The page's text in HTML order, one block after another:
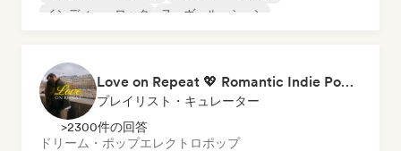
インディー・ロック
ヌーヴェル・シーン
Love on Repeat 💖 Romantic Indie Pop, Neo Soul & Singer-Songwriter
プレイリスト・キュレーター
>2300件の回答
ドリーム・ポップエレクトロポップ